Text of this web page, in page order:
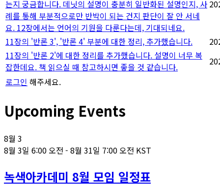
는지 궁금합니다. 데닛의 설명이 충분히 일반화된 설명인지, 사
례를 통해 부분적으로만 반박이 되는 건지 판단이 잘 안 서네
요. 12장에서는 언어의 기원을 다룬다는데, 기대되네요.
11장의 '반론 3', '반론 4' 부분에 대한 정리, 추가했습니다.
11장의 '반론 2'에 대한 정리를 추가했습니다. 설명이 너무 복
잡한데요. 책 읽으실 때 참고하시면 좋을 것 같습니다.
로그인 해주세요.
Upcoming Events
8월 3
8월 3일 6:00 오전 - 8월 31일 7:00 오전 KST
녹색아카데미 8월 모임 일정표